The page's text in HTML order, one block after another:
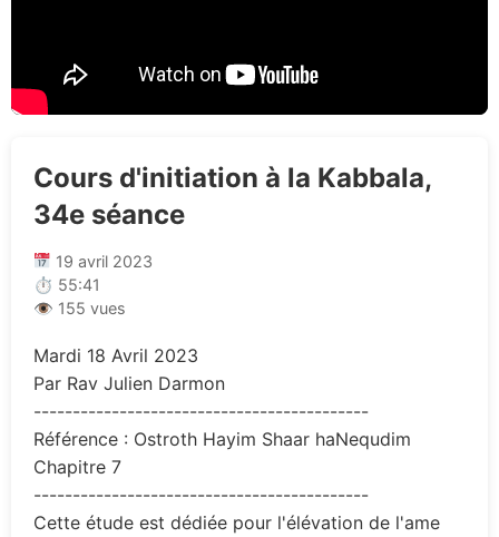
Cours d'initiation à la Kabbala,
34e séance
19 avril 2023
⏱ 55:41
👁 155 vues
Mardi 18 Avril 2023
Par Rav Julien Darmon
-------------------------------------------
Référence : Ostroth Hayim Shaar haNequdim
Chapitre 7
-------------------------------------------
Cette étude est dédiée pour l'élévation de l'ame